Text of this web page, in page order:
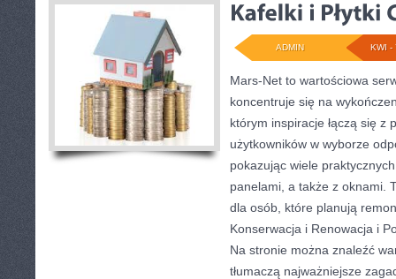
KWI -
ADMIN
Mars-Net to wartościowa
koncentruje się na
którym inspiracje łączą się z
użytkowników w wyborze
pokazując wiele
panelami, a także z oknami.
dla osób, które planują
Konserwacja i Renowacja i
Na stronie można znaleźć
tłumaczą najważniejsze